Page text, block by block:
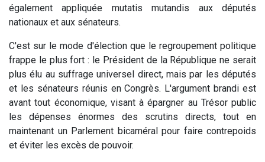
également appliquée mutatis mutandis aux députés
nationaux et aux sénateurs.
C'est sur le mode d'élection que le regroupement politique
frappe le plus fort : le Président de la République ne serait
plus élu au suffrage universel direct, mais par les députés
et les sénateurs réunis en Congrès. L'argument brandi est
avant tout économique, visant à épargner au Trésor public
les dépenses énormes des scrutins directs, tout en
maintenant un Parlement bicaméral pour faire contrepoids
et éviter les excès de pouvoir.